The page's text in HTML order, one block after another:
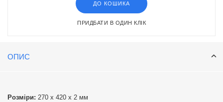
ДО КОШИКА
ПРИДБАТИ В ОДИН КЛІК
ОПИС
Розміри: 270 х 420 х 2 мм